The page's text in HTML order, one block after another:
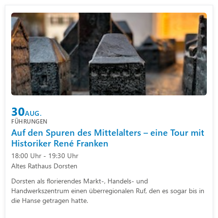
30AUG.
FÜHRUNGEN
Auf den Spuren des Mittelalters – eine Tour mit
Historiker René Franken
18:00 Uhr - 19:30 Uhr
Altes Rathaus Dorsten
Dorsten als florierendes Markt-, Handels- und
Handwerkszentrum einen überregionalen Ruf, den es sogar bis in
die Hanse getragen hatte.